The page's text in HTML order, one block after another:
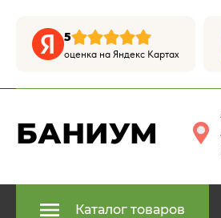
5
оценка на Яндекс Картах
БАНИУМ
Каталог товаров